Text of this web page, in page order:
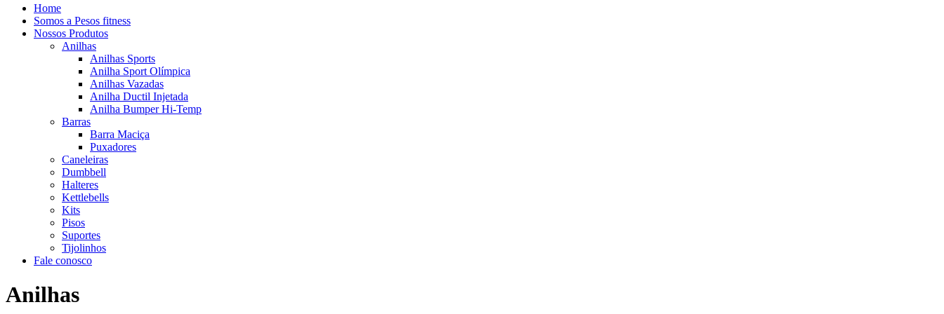
Home
Somos a Pesos fitness
Nossos Produtos
Anilhas
Anilhas Sports
Anilha Sport Olímpica
Anilhas Vazadas
Anilha Ductil Injetada
Anilha Bumper Hi-Temp
Barras
Barra Maciça
Puxadores
Caneleiras
Dumbbell
Halteres
Kettlebells
Kits
Pisos
Suportes
Tijolinhos
Fale conosco
Anilhas